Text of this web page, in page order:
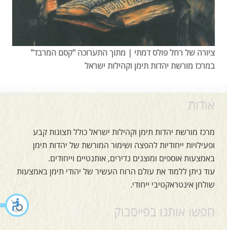
ציורה של רחל פולס דמתי | מתוך התערוכה "קסם המרבד"
במרכז מורשת יהדות תימן וקהילות ישראל
אודות
מרכז מורשת יהדות תימן וקהילות ישראל כולל תצוגות קבע
ופעילויות ייחודיות להפצה ושימור המורשת של יהדות תימן
באמצעות אוספים ומוצגים נדירים, אותנטיים וייחודים.
עוד ניתן ללמוד את עולם הרוח העשיר של יהודי תימן באמצעות
שולחן אינטראקטיבי ייחודי.
חפשו אותנו בפייסבוק